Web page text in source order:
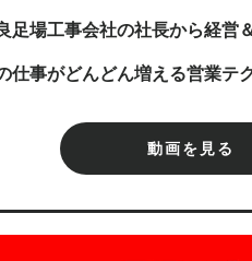
足場工事会社の社長から経営
仕事がどんどん増える営業テ
動画を見る